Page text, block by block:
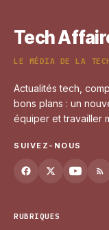
Tech
LE MÉDIA DE LA
Actualités tech,
bons plans : un
équiper et travailler
SUIVEZ-NOUS
RUBRIQUES